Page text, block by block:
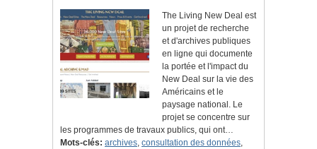
The Living New Deal est
un projet de recherche
et d'archives publiques
en ligne qui documente
la portée et l'impact du
New Deal sur la vie des
Américains et le
paysage national. Le
projet se concentre sur
les programmes de travaux publics, qui ont…
Mots-clés: archives, consultation des données,